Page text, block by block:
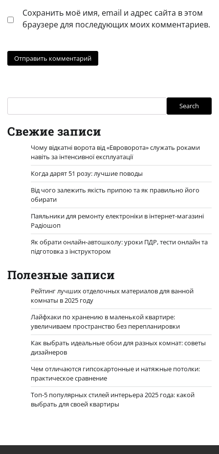
Сохранить моё имя, email и адрес сайта в этом
браузере для последующих моих комментариев.
Search
Свежие записи
Чому відкатні ворота від «Евроворота» служать роками
навіть за інтенсивної експлуатації
Когда дарят 51 розу: лучшие поводы
Від чого залежить якість припою та як правильно його
обирати
Паяльники для ремонту електроніки в інтернет-магазині
Радіошоп
Як обрати онлайн-автошколу: уроки ПДР, тести онлайн та
підготовка з інструктором
Полезные записи
Рейтинг лучших отделочных материалов для ванной
комнаты в 2025 году
Лайфхаки по хранению в маленькой квартире:
увеличиваем пространство без перепланировки
Как выбрать идеальные обои для разных комнат: советы
дизайнеров
Чем отличаются гипсокартонные и натяжные потолки:
практическое сравнение
Топ-5 популярных стилей интерьера 2025 года: какой
выбрать для своей квартиры